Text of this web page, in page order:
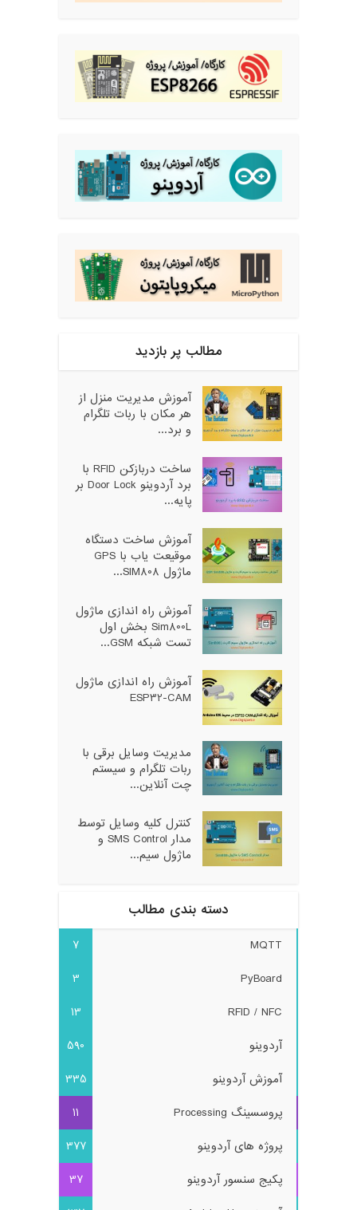
مطالب پر بازدید
آموزش مدیریت منزل از
هر مکان با ربات تلگرام
و برد...
ساخت دربازکن RFID با
برد آردوینو Door Lock بر
پایه...
آموزش ساخت دستگاه
موقیعت یاب با GPS
ماژول SIM808...
آموزش راه اندازی ماژول
Sim800L بخش اول
تست شبکه GSM...
آموزش راه اندازی ماژول
ESP32-CAM
مدیریت وسایل برقی با
ربات تلگرام و سیستم
چت آنلاین...
کنترل کلیه وسایل توسط
مدار SMS Control و
ماژول سیم...
دسته بندی مطالب
MQTT
7
PyBoard
3
RFID / NFC
13
آردوینو
590
آموزش آردوینو
335
پروسسینگ Processing
11
پروژه های آردوینو
377
پکیج سنسور آردوینو
37